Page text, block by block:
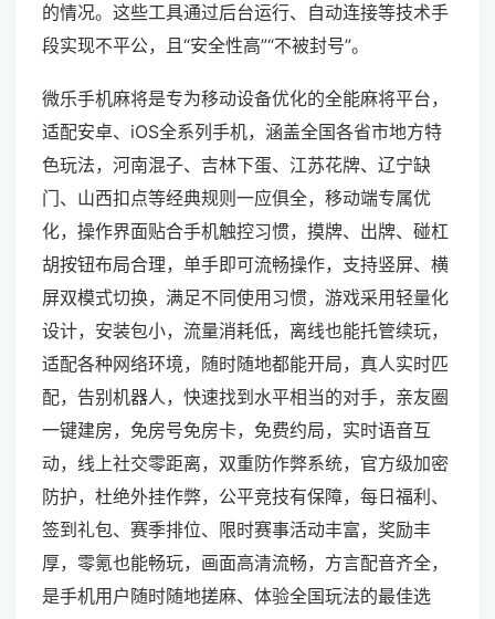
的情况。这些工具通过后台运行、自动连接等技术手
段实现不平公，且“安全性高”“不被封号”。
微乐手机麻将是专为移动设备优化的全能麻将平台，
适配安卓、iOS全系列手机，涵盖全国各省市地方特
色玩法，河南混子、吉林下蛋、江苏花牌、辽宁缺
门、山西扣点等经典规则一应俱全，移动端专属优
化，操作界面贴合手机触控习惯，摸牌、出牌、碰杠
胡按钮布局合理，单手即可流畅操作，支持竖屏、横
屏双模式切换，满足不同使用习惯，游戏采用轻量化
设计，安装包小，流量消耗低，离线也能托管续玩，
适配各种网络环境，随时随地都能开局，真人实时匹
配，告别机器人，快速找到水平相当的对手，亲友圈
一键建房，免房号免房卡，免费约局，实时语音互
动，线上社交零距离，双重防作弊系统，官方级加密
防护，杜绝外挂作弊，公平竞技有保障，每日福利、
签到礼包、赛季排位、限时赛事活动丰富，奖励丰
厚，零氪也能畅玩，画面高清流畅，方言配音齐全，
是手机用户随时随地搓麻、体验全国玩法的最佳选